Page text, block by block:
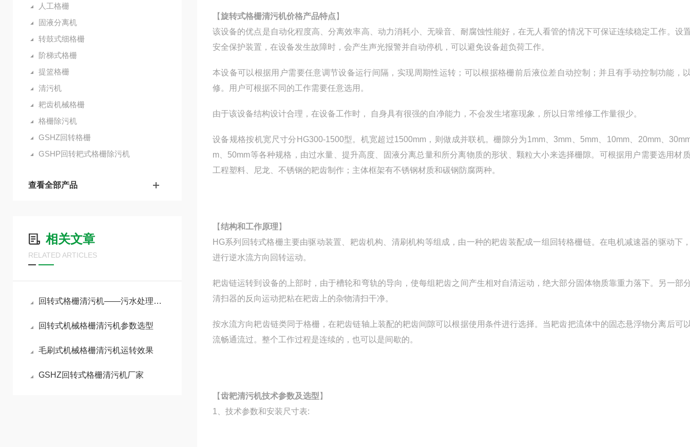
人工格栅
固液分离机
转鼓式细格栅
阶梯式格栅
提篮格栅
清污机
耙齿机械格栅
格栅除污机
GSHZ回转格栅
GSHP回转耙式格栅除污机
查看全部产品
相关文章
RELATED ARTICLES
回转式格栅清污机——污水处理中重要的前级拦污设备
回转式机械格栅清污机参数选型
毛刷式机械格栅清污机运转效果
GSHZ回转式格栅清污机厂家
【旋转式格栅清污机价格产品特点 】
该设备的优点是自动化程度高、分离效率高、动力消耗小、无噪音、耐腐蚀性能好，在无人看管的情况下可保证连续稳定工作。设
安全保护装置，在设备发生故障时，会产生声光报警并自动停机，可以避免设备超负荷工作。
本设备可以根据用户需要任意调节设备运行间隔，实现周期性运转；可以根据格栅前后液位差自动控制；并且有手动控制功能，
修。用户可根据不同的工作需要任意选用。
由于该设备结构设计合理，在设备工作时， 自身具有很强的自净能力，不会发生堵塞现象，所以日常维修工作量很少。
设备规格按机宽尺寸分HG300-1500型。机宽超过1500mm，则做成并联机。栅隙分为1mm、3mm、5mm、10mm、20mm、
m、50mm等各种规格，由过水量、提升高度、固液分离总量和所分离物质的形状、颗粒大小来选择栅隙。可根据用户需要选用材
工程塑料、尼龙、不锈钢的耙齿制作；主体框架有不锈钢材质和碳钢防腐两种。
【结构和工作原理 】
HG系列回转式格栅主要由驱动装置、耙齿机构、清刷机构等组成，由一种的耙齿装配成一组回转格栅链。在电机减速器的驱动下
进行逆水流方向回转运动。
耙齿链运转到设备的上部时，由于槽轮和弯轨的导向，使每组耙齿之间产生相对自清运动，绝大部分固体物质靠重力落下。另一部
清扫器的反向运动把粘在耙齿上的杂物清扫干净。
按水流方向耙齿链类同于格栅，在耙齿链轴上装配的耙齿间隙可以根据使用条件进行选择。当耙齿把流体中的固态悬浮物分离后可
流畅通流过。整个工作过程是连续的，也可以是间歇的。
【齿耙清污机技术参数及选型 】
1、技术参数和安装尺寸表: